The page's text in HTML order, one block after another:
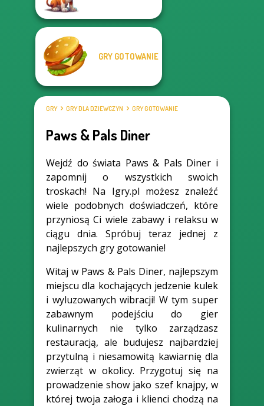
GRY GOTOWANIE
GRY GRY DLA DZIEWCZYN GRY GOTOWANIE
Paws & Pals Diner
Wejdź do świata Paws & Pals Diner i
zapomnij o wszystkich swoich
troskach! Na Igry.pl możesz znaleźć
wiele podobnych doświadczeń, które
przyniosą Ci wiele zabawy i relaksu w
ciągu dnia. Spróbuj teraz jednej z
najlepszych gry gotowanie!
Witaj w Paws & Pals Diner, najlepszym
miejscu dla kochających jedzenie kulek
i wyluzowanych wibracji! W tym super
zabawnym podejściu do gier
kulinarnych nie tylko zarządzasz
restauracją, ale budujesz najbardziej
przytulną i niesamowitą kawiarnię dla
zwierząt w okolicy. Przygotuj się na
prowadzenie show jako szef knajpy, w
której twoja załoga i klienci chodzą na